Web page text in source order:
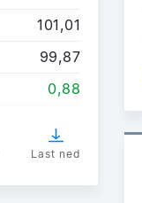
101,01
99,87
0,88
Last ned